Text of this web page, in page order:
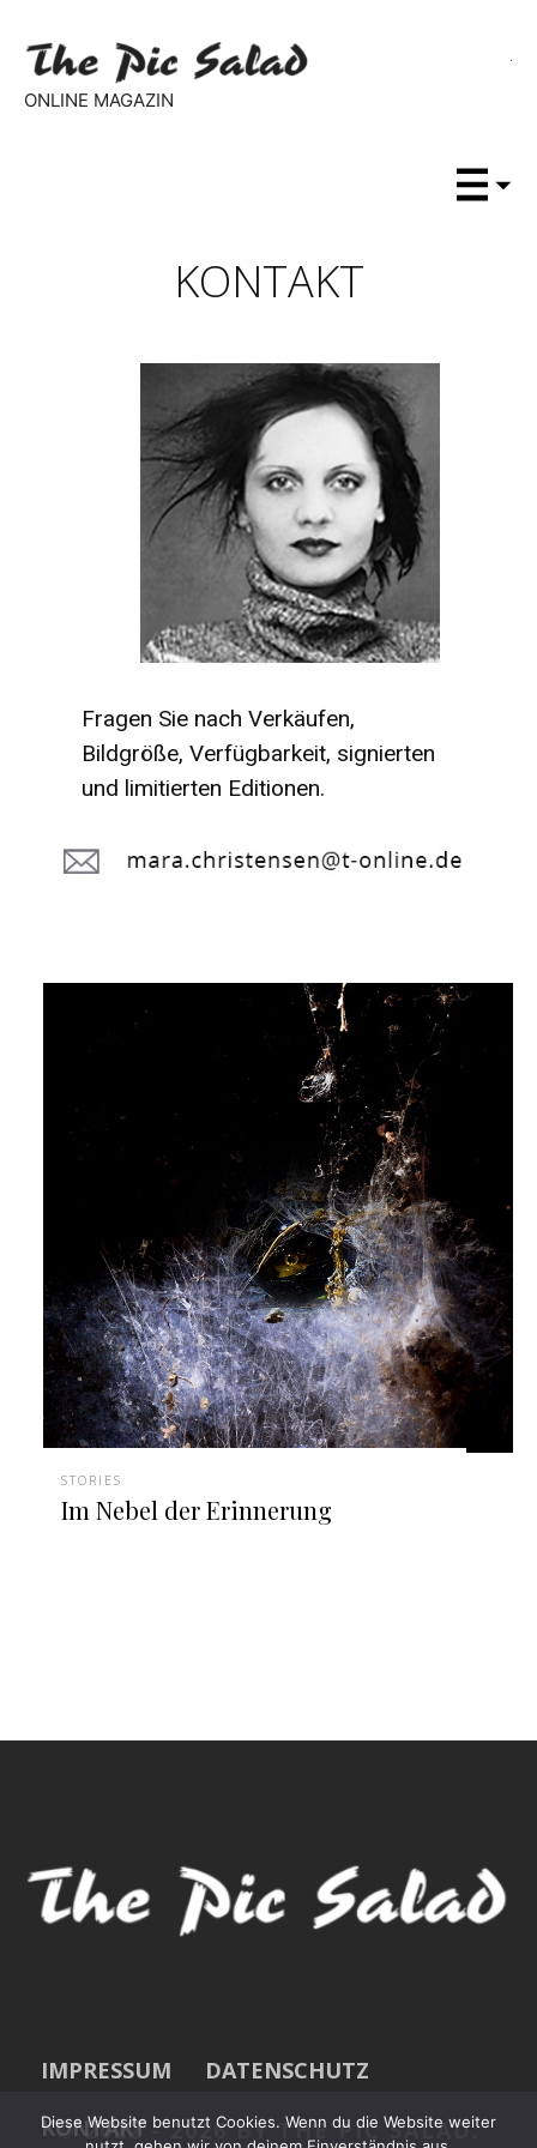
ONLINE MAGAZIN
KONTAKT
Fragen Sie nach Verkäufen,
Bildgröße, Verfügbarkeit, signierten
und limitierten Editionen.
STORIES
Im Nebel der Erinnerung
IMPRESSUM
DATENSCHUTZ
KONTAKT
© 2022 -2026 BY THE PIC SALAD.
Diese Website benutzt Cookies. Wenn du die Website weiter